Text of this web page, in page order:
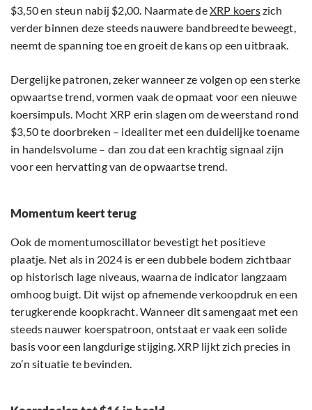
$3,50 en steun nabij $2,00. Naarmate deXRP koerszich
verder binnen deze steeds nauwere bandbreedte beweegt,
neemt de spanning toe en groeit de kans op een uitbraak.
Dergelijke patronen, zeker wanneer ze volgen op een sterke
opwaartse trend, vormen vaak de opmaat voor een nieuwe
koersimpuls. Mocht XRP erin slagen om de weerstand rond
$3,50 te doorbreken – idealiter met een duidelijke toename
in handelsvolume – dan zou dat een krachtig signaal zijn
voor een hervatting van de opwaartse trend.
Momentum keert terug
Ook de momentumoscillator bevestigt het positieve
plaatje. Net als in 2024 is er een dubbele bodem zichtbaar
op historisch lage niveaus, waarna de indicator langzaam
omhoog buigt. Dit wijst op afnemende verkoopdruk en een
terugkerende koopkracht. Wanneer dit samengaat met een
steeds nauwer koerspatroon, ontstaat er vaak een solide
basis voor een langdurige stijging. XRP lijkt zich precies in
zo’n situatie te bevinden.